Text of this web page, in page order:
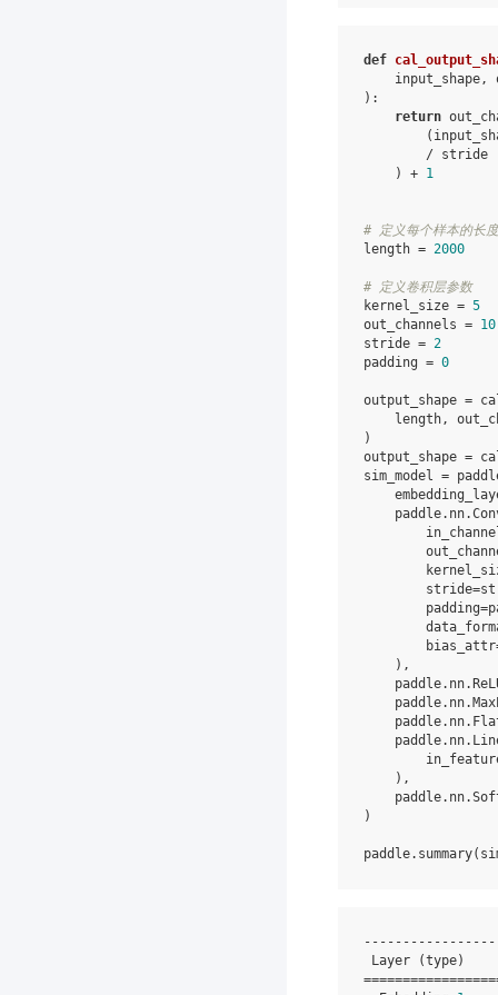
def
input_shape ,
):
return
(
/ stride
)
+ 1
# 定义每个样本的长度
length = 2000
# 定义卷积层参数
kernel_size = 5
out_channels = 10
stride = 2
padding = 0
output_shape =
length ,
)
output_shape =
sim_model
=
paddle. nn.
stride=
padding=
bias_attr
),
paddle. nn.
paddle. nn.
paddle. nn.
paddle. nn.
),
paddle. nn.
)
paddle. summary(
Layer (type)